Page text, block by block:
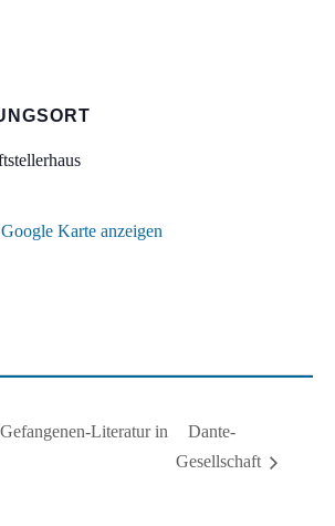
Google Karte anzeigen
Literatur in
Dante-
Gesellschaft